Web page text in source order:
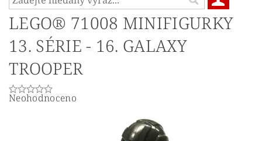
LEGO® 71008 MINIFIGURKY
13. SÉRIE - 16. GALAXY
TROOPER
Neohodnoceno